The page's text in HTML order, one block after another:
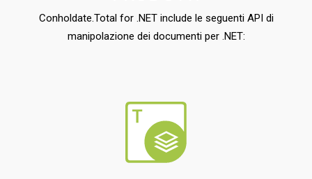
Conholdate.Total for .NET include le seguenti API di
manipolazione dei documenti per .NET: